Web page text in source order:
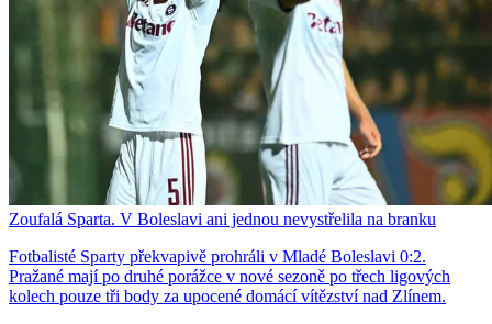
Zoufalá Sparta. V Boleslavi ani jednou nevystřelila na branku
Fotbalisté Sparty překvapivě prohráli v Mladé Boleslavi 0:2.
Pražané mají po druhé porážce v nové sezoně po třech ligových
kolech pouze tři body za upocené domácí vítězství nad Zlínem.